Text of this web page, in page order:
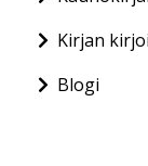
Kirjan
Blogi